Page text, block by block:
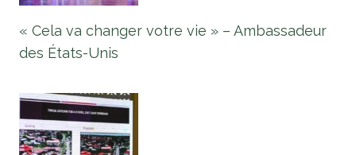
« Cela va changer votre vie » – Ambassadeur
des États-Unis